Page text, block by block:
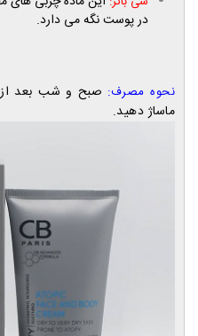
در پوست نگه می دارد.
نحوه مصرف: صبح و شب بعد
ماساژ دهید.